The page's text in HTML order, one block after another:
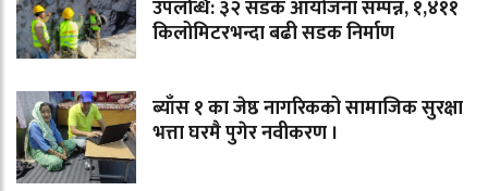
उपलब्धि: ३२ सडक आयोजना सम्पन्न, १,४११
किलोमिटरभन्दा बढी सडक निर्माण
ब्याँस १ का जेष्ठ नागरिकको सामाजिक सुरक्षा
भत्ता घरमै पुगेर नवीकरण ।